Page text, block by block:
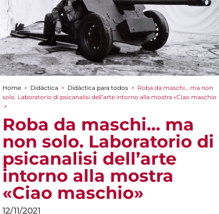
You are here
Home > Didáctica > Didáctica para todos > Roba da maschi… ma non
solo. Laboratorio di psicanalisi dell’arte intorno alla mostra «Ciao maschio
>
Roba da maschi… ma
non solo. Laboratorio di
psicanalisi dell’arte
intorno alla mostra
«Ciao maschio»
12/11/2021